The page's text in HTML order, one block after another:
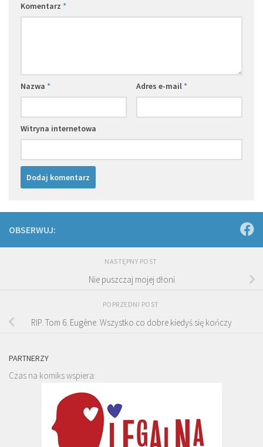
Komentarz *
Nazwa * Adres e-mail*
Witryna internetowa
OBSERWUJ:
NASTĘPNY POST
Nie puszczaj mojej dłoni
POPRZEDNI POST
RIP. Tom 6. Eugène. Wszystko co dobre kiedyś się kończy
PARTNERZY
Czas na komiks wspiera: